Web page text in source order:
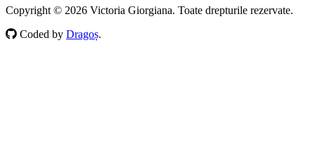
Copyright © 2026 Victoria Giorgiana. Toate drepturile rezervate.
Coded by Dragoș.